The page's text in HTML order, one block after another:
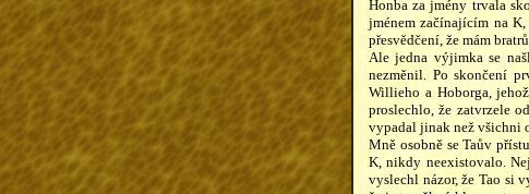
Honba za jmény trvala
jménem začínajícím na
přesvědčení, že mám
Ale jedna výjimka se
nezměnil. Po skončení
Willieho a Hoborga,
proslechlo, že zatvrzele
vypadal jinak než všichni
Mně osobně se Taův
K, nikdy neexistovalo.
vyslechl názor, že Tao si